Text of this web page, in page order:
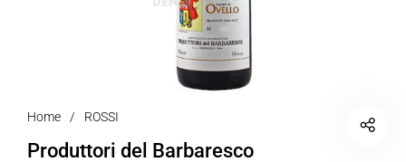
Home / ROSSI
Produttori del Barbaresco